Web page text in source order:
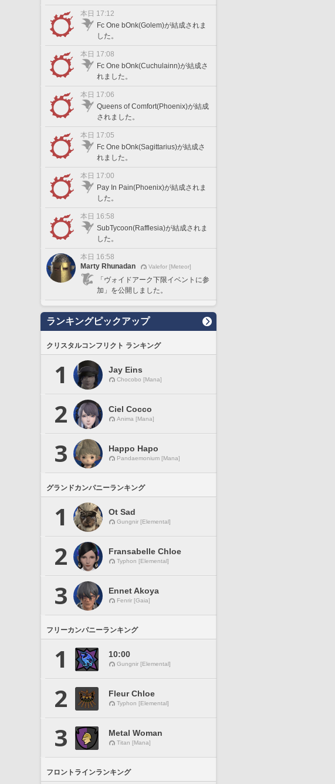
本日 17:12
Fc One bOnk(Golem)が結成されま
した。
本日 17:08
Fc One bOnk(Cuchulainn)が結成さ
れました。
本日 17:06
Queens of Comfort(Phoenix)が結成
されました。
本日 17:05
Fc One bOnk(Sagittarius)が結成さ
れました。
本日 17:00
Pay In Pain(Phoenix)が結成されま
した。
本日 16:58
SubTycoon(Rafflesia)が結成されま
した。
本日 16:58
Marty Rhunadan
Valefor [Meteor]
「ヴォイドアーク下限イベントに参
加」を公開しました。
ランキングピックアップ
クリスタルコンフリクト ランキング
1 Jay Eins
Chocobo [Mana]
2 Ciel Cocco
Anima [Mana]
3 Happo Hapo
Pandaemonium [Mana]
グランドカンパニーランキング
1 Ot Sad
Gungnir [Elemental]
2 Fransabelle Chloe
Typhon [Elemental]
3 Ennet Akoya
Fenrir [Gaia]
フリーカンパニーランキング
1 10:00
Gungnir [Elemental]
2 Fleur Chloe
Typhon [Elemental]
3 Metal Woman
Titan [Mana]
フロントラインランキング